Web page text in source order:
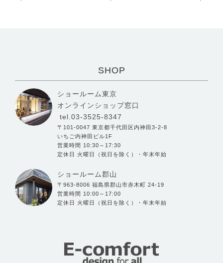
SHOP
ショールーム東京
オンラインショップ窓口
tel.03-3525-8347
〒101-0047 東京都千代田区内神田3-2-8
いちご内神田ビル1F
営業時間 10:30～17:30
定休日 火曜日（祝日を除く）・年末年始
ショールーム郡山
〒963-8006 福島県郡山市赤木町 24-19
営業時間 10:00～17:00
定休日 火曜日（祝日を除く）・年末年始